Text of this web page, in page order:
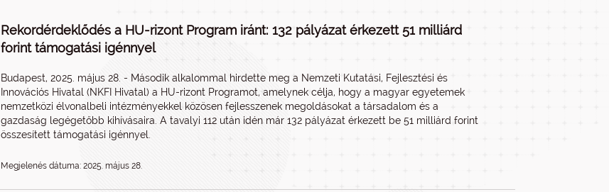
Rekordérdeklődés a HU-rizont Program iránt: 132 pályázat érkezett 51 milliárd
forint támogatási igénnyel
Budapest, 2025. május 28. - Második alkalommal hirdette meg a Nemzeti Kutatási, Fejlesztési és
Innovációs Hivatal (NKFI Hivatal) a HU-rizont Programot, amelynek célja, hogy a magyar egyetemek
nemzetközi élvonalbeli intézményekkel közösen fejlesszenek megoldásokat a társadalom és a
gazdaság legégetőbb kihívásaira. A tavalyi 112 után idén már 132 pályázat érkezett be 51 milliárd forint
összesített támogatási igénnyel.
Megjelenés dátuma: 2025. május 28.